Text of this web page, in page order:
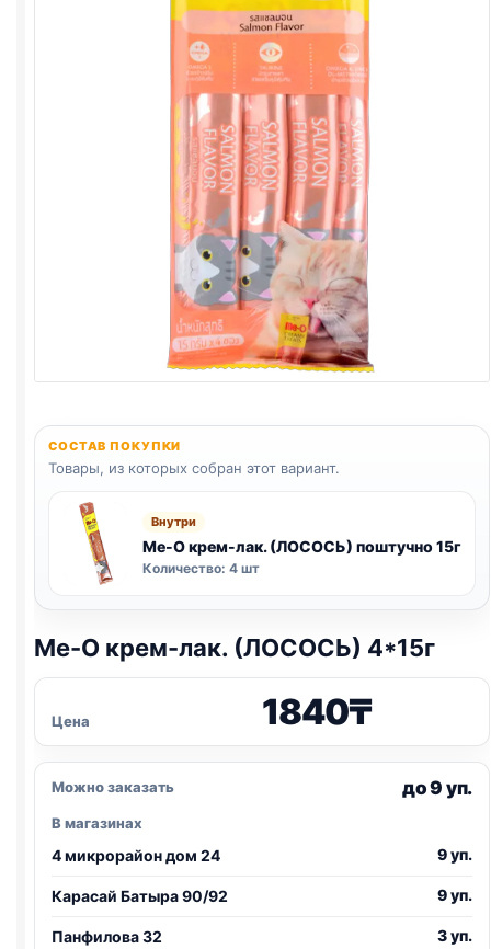
СОСТАВ ПОКУПКИ
Товары, из которых собран этот вариант.
Внутри
Me-O крем-лак. (ЛОСОСЬ) поштучно 15г
Количество: 4 шт
Me-O крем-лак. (ЛОСОСЬ) 4*15г
Цена 1840₸
Можно заказать до 9 уп.
В магазинах
4 микрорайон дом 24 9 уп.
Карасай Батыра 90/92 9 уп.
Панфилова 32 3 уп.